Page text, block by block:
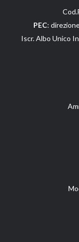
PEC:
Iscr. Albo Unico